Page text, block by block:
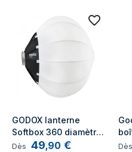
GODOX lanterne
Softbox 360 diamètre
65cm - Monture S -
Dès 49,90 € Dès